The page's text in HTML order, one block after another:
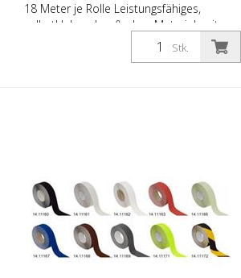
18 Meter je Rolle Leistungsfähiges,
selbstklebendes, flaches Material, mit
höchster Griffigkeit und exzellenter
Formanpassung. Ideal zur Verlegung auf
Stk.